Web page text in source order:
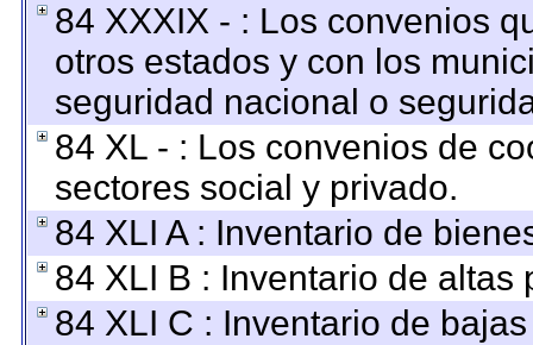
84 XXXIX - : Los convenios
otros estados y con los
seguridad nacional o
84 XL - : Los convenios de
sectores social y privado.
84 XLI A : Inventario de
84 XLI B : Inventario de
84 XLI C : Inventario de